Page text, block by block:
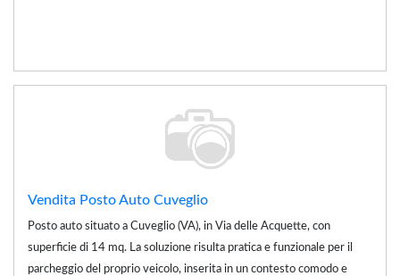
Vendita Posto Auto Cuveglio
Posto auto situato a Cuveglio (VA), in Via delle Acquette, con
superficie di 14 mq. La soluzione risulta pratica e funzionale per il
parcheggio del proprio veicolo, inserita in un contesto comodo e